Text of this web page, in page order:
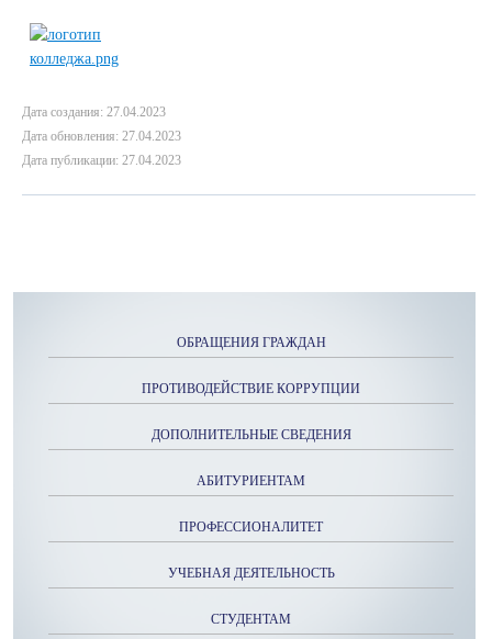
Дата создания: 27.04.2023
Дата обновления: 27.04.2023
Дата публикации: 27.04.2023
ОБРАЩЕНИЯ ГРАЖДАН
ПРОТИВОДЕЙСТВИЕ КОРРУПЦИИ
ДОПОЛНИТЕЛЬНЫЕ СВЕДЕНИЯ
АБИТУРИЕНТАМ
ПРОФЕССИОНАЛИТЕТ
УЧЕБНАЯ ДЕЯТЕЛЬНОСТЬ
СТУДЕНТАМ